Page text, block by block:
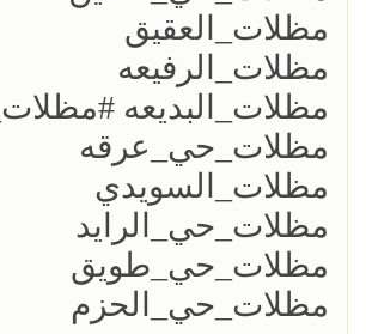
مظلات_العقيق
مظلات_الرفيعه
مظلات_البديعه
مظلات_حي_عرقه
مظلات_السويدي
مظلات_حي_الرايد
مظلات_حي_طويق
مظلات_حي_الحزم